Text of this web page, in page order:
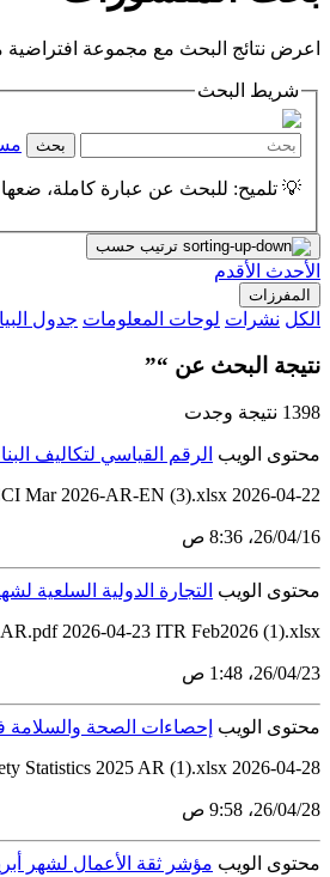
اعرض نتائج البحث مع مجموعة افتراضية
شريط البحث
بحث
💡 تلميح: للبحث عن عبارة كاملة،
ترتيب حسب
الأحدث الأقدم
المفرزات
الكل نشرات لوحات المعلومات جدول
نتيجة البحث عن “”
1398 نتيجة وجدت
محتوى الويب الرقم القياسي لتكاليف
2026-04-22 CCI Mar 2026-AR (2).pdf CCI Mar 2026-AR-EN (3).xlsx
16‏/04‏/26، 8:36 ص
محتوى الويب التجارة الدولية السلعية لشهر
2026-04-23 ITR Feb2026 (1).xlsx
23‏/04‏/26، 1:48 ص
محتوى الويب إحصاءات الصحة والسلامة في
2026-04-28 Health and Safety at Workplace Statistics 2025 AR (2).pdf Safety Statistics 2025 AR (1).xlsx
28‏/04‏/26، 9:58 ص
محتوى الويب مؤشر ثقة الأعمال لشهر أبريل